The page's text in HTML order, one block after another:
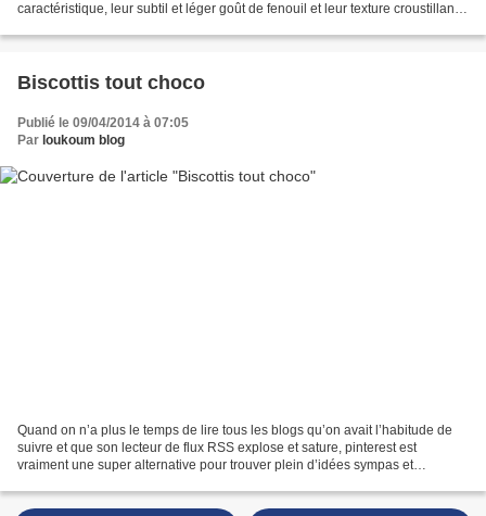
caractéristique, leur subtil et léger goût de fenouil et leur texture croustillante
Biscottis tout choco
Publié le 09/04/2014 à 07:05
Par loukoum blog
Quand on n’a plus le temps de lire tous les blogs qu’on avait l’habitude de
suivre et que son lecteur de flux RSS explose et sature, pinterest est
vraiment une super alternative pour trouver plein d’idées sympas et